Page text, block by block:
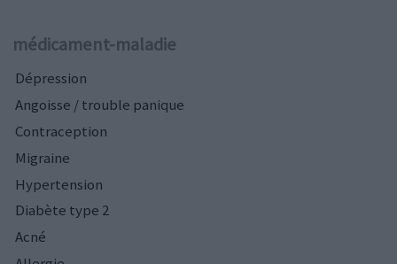
médicament-maladie
Dépression
Angoisse / trouble panique
Contraception
Migraine
Hypertension
Diabète type 2
Acné